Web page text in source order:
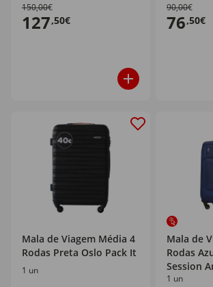
150,00€
127,50€
90,00€
76,50€
Mala de Viagem Média 4
Rodas Preta Oslo Pack It
1 un
Mala de
Rodas
Session
Tourister
1 un